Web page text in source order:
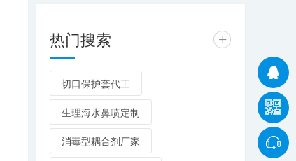
热门搜索 +
切口保护套代工
生理海水鼻喷定制
消毒型耦合剂厂家